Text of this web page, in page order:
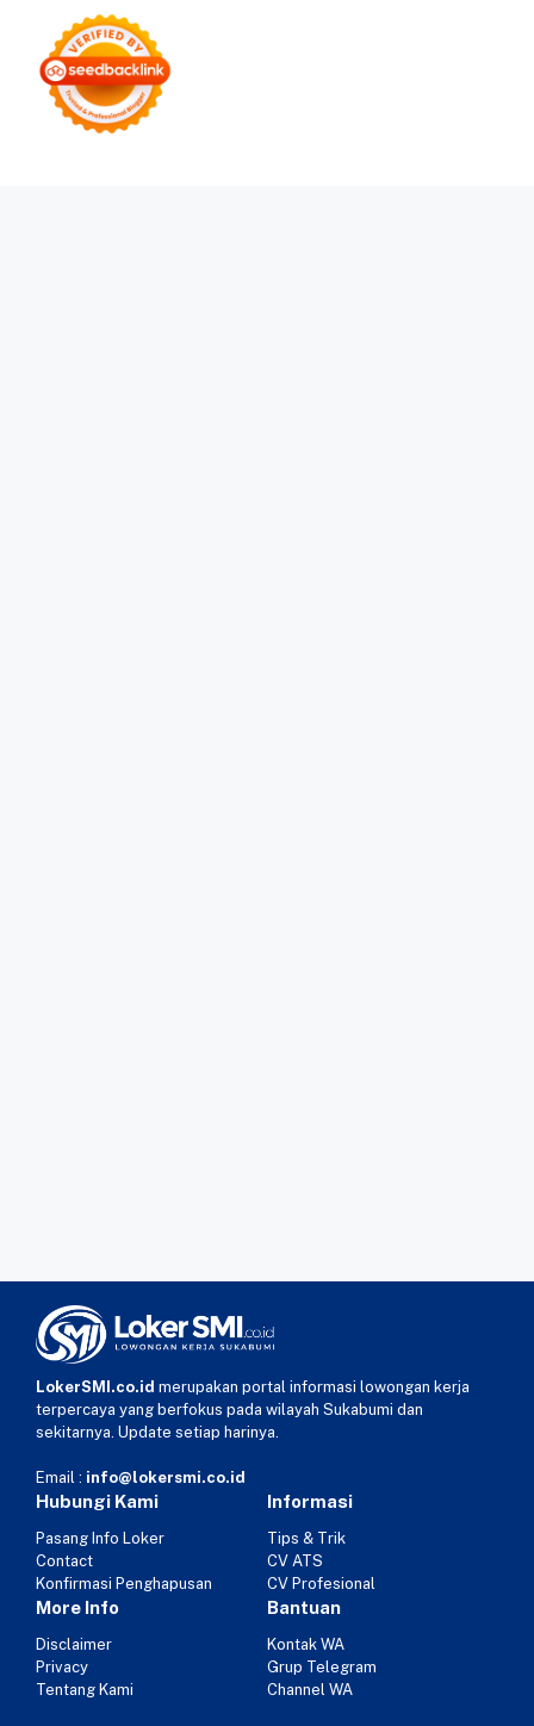
LokerSMI.co.id merupakan portal informasi lowongan kerja
terpercaya yang berfokus pada wilayah Sukabumi dan
sekitarnya. Update setiap harinya.
Email : info@lokersmi.co.id
Hubungi Kami
Pasang Info Loker
Contact
Konfirmasi Penghapusan
Informasi
Tips & Trik
CV ATS
CV Profesional
More Info
Disclaimer
Privacy
Tentang Kami
Bantuan
Kontak WA
Grup Telegram
Channel WA